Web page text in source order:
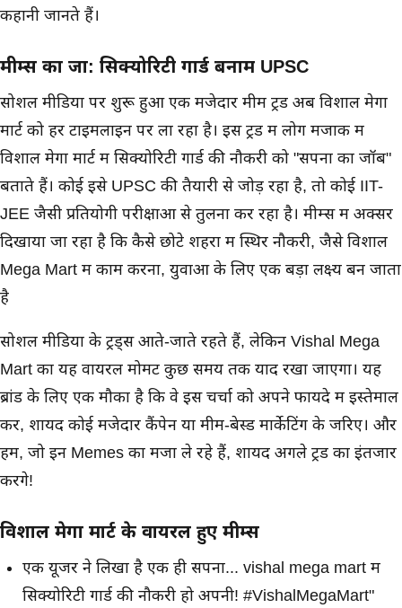
कहानी जानते हैं।
मीम्स का जादू: सिक्योरिटी गार्ड बनाम UPSC
सोशल मीडिया पर शुरू हुआ एक मजेदार मीम ट्रेंड अब विशाल मेगा
मार्ट को हर टाइमलाइन पर ला रहा है। इस ट्रेंड में लोग मजाक में
विशाल मेगा मार्ट में सिक्योरिटी गार्ड की नौकरी को "सपनों का जॉब"
बताते हैं। कोई इसे UPSC की तैयारी से जोड़ रहा है, तो कोई IIT-
JEE जैसी प्रतियोगी परीक्षाओं से तुलना कर रहा है। मीम्स में अक्सर
दिखाया जा रहा है कि कैसे छोटे शहरों में स्थिर नौकरी, जैसे विशाल
Mega Mart में काम करना, युवाओं के लिए एक बड़ा लक्ष्य बन जाता
है
सोशल मीडिया के ट्रेंड्स आते-जाते रहते हैं, लेकिन Vishal Mega
Mart का यह वायरल मोमेंट कुछ समय तक याद रखा जाएगा। यह
ब्रांड के लिए एक मौका है कि वे इस चर्चा को अपने फायदे में इस्तेमाल
करें, शायद कोई मजेदार कैंपेन या मीम-बेस्ड मार्केटिंग के जरिए। और
हम, जो इन Memes का मजा ले रहे हैं, शायद अगले ट्रेंड का इंतजार
करेंगे!
विशाल मेगा मार्ट के वायरल हुए मीम्स
एक यूजर ने लिखा है एक ही सपना... vishal mega mart में
सिक्योरिटी गार्ड की नौकरी हो अपनी! #VishalMegaMart"